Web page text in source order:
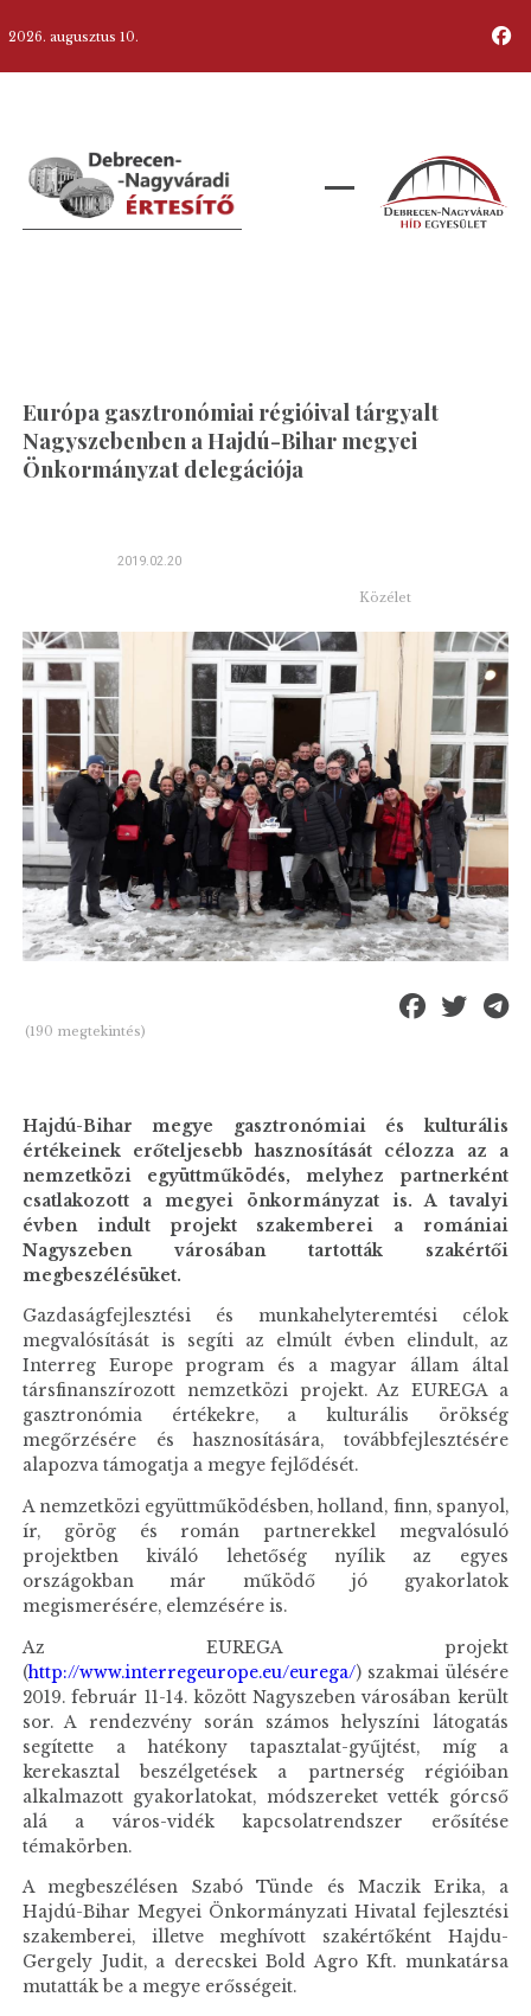
2026. augusztus 10.
Európa gasztronómiai régióival tárgyalt
Nagyszebenben a Hajdú-Bihar megyei
Önkormányzat delegációja
2019.02.20
Közélet
(190 megtekintés)
Hajdú-Bihar megye gasztronómiai és kulturális
értékeinek erőteljesebb hasznosítását célozza az a
nemzetközi együttműködés, melyhez partnerként
csatlakozott a megyei önkormányzat is. A tavalyi
évben indult projekt szakemberei a romániai
Nagyszeben városában tartották szakértői
megbeszélésüket.
Gazdaságfejlesztési és munkahelyteremtési célok
megvalósítását is segíti az elmúlt évben elindult, az
Interreg Europe program és a magyar állam által
társfinanszírozott nemzetközi projekt. Az EUREGA a
gasztronómia értékekre, a kulturális örökség
megőrzésére és hasznosítására, továbbfejlesztésére
alapozva támogatja a megye fejlődését.
A nemzetközi együttműködésben, holland, finn, spanyol,
ír, görög és román partnerekkel megvalósuló
projektben kiváló lehetőség nyílik az egyes
országokban már működő jó gyakorlatok
megismerésére, elemzésére is.
Az EUREGA projekt
(http://www.interregeurope.eu/eurega/) szakmai ülésére
2019. február 11-14. között Nagyszeben városában került
sor. A rendezvény során számos helyszíni látogatás
segítette a hatékony tapasztalat-gyűjtést, míg a
kerekasztal beszélgetések a partnerség régióiban
alkalmazott gyakorlatokat, módszereket vették górcső
alá a város-vidék kapcsolatrendszer erősítése
témakörben.
A megbeszélésen Szabó Tünde és Maczik Erika, a
Hajdú-Bihar Megyei Önkormányzati Hivatal fejlesztési
szakemberei, illetve meghívott szakértőként Hajdu-
Gergely Judit, a derecskei Bold Agro Kft. munkatársa
mutatták be a megye erősségeit.